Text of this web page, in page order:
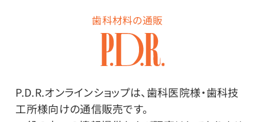
歯科材料の通販
P.D.R.オンラインショップは、歯科医院様・歯科技
工所様向けの通信販売です。
商品番号：94-8150
型・対応機種：
GS8・Sirona